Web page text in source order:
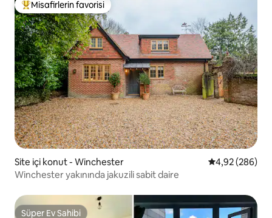
Misafirlerin favorilerinden en beğenilenler arasında
Misafirlerin favorisi
Site içi konut - Winchester 5 üzerinden
4,92 (286)
Winchester yakınında jakuzili sabit daire
Süper Ev Sahibi